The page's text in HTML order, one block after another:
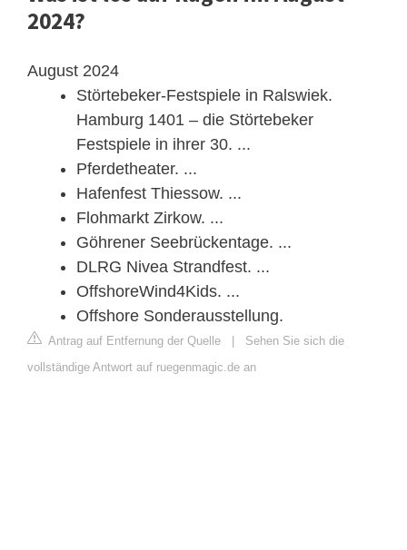
2024?
August 2024
Störtebeker-Festspiele in Ralswiek.
Hamburg 1401 – die Störtebeker
Festspiele in ihrer 30. ...
Pferdetheater. ...
Hafenfest Thiessow. ...
Flohmarkt Zirkow. ...
Göhrener Seebrückentage. ...
DLRG Nivea Strandfest. ...
OffshoreWind4Kids. ...
Offshore Sonderausstellung.
Antrag auf Entfernung der Quelle | Sehen Sie sich die
vollständige Antwort auf ruegenmagic.de an